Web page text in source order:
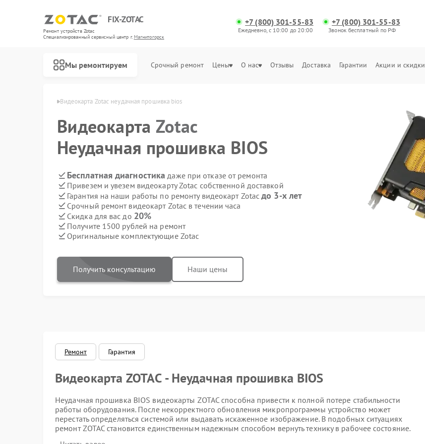
FIX-ZOTAC
Ремонт устройств Zotac
Специализированный cервисный центр г. Магнитогорск
+7 (800) 301-55-83
Ежедневно, с 10:00 до 20:00
+7 (800) 301-55-83
Звонок бесплатный по РФ
Мы ремонтируем Срочный ремонт Цены О нас Отзывы Доставка Гарантии Акции и скидки
Видеокарта Zotac неудачная прошивка bios
Видеокарта Zotac
Неудачная прошивка BIOS
Бесплатная диагностика даже при отказе от ремонта
Привезем и увезем видеокарту Zotac собственной доставкой
Гарантия на наши работы по ремонту видеокарт Zotacдо 3-х лет
Срочный ремонт видеокарт Zotac в течении часа
Скидка для вас до 20%
Получите 1500 рублей на ремонт
Оригинальные комплектующие Zotac
Получить консультацию Наши цены
Ремонт Гарантия
Видеокарта ZOTAC - Неудачная прошивка BIOS
Неудачная прошивка BIOS видеокарты ZOTAC способна привести к полной потере стабильности
работы оборудования. После некорректного обновления микропрограммы устройство может
перестать определяться системой или выдавать искаженное изображение. В подобных ситуациях
ремонт ZOTAC становится единственным надежным способом вернуть технику в рабочее состояние.